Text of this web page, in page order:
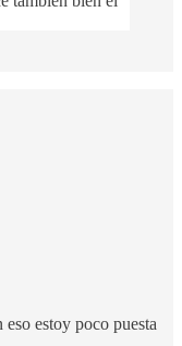
estoy poco puesta